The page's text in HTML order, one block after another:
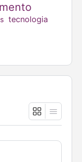
tecnologia